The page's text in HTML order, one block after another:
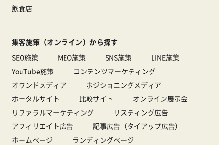
飲食店
集客施策（オンライン）から探す
SEO施策
MEO施策 SNS施策
LINE施策
YouTube施策
コンテンツマーケティング
オウンドメディア
ポジショニングメディア
ポータルサイト
比較サイト
オンライン展示会
リファラルマーケティング
リスティング広告
アフィリエイト広告
記事広告（タイアップ広告）
ホームページ
ランディングページ